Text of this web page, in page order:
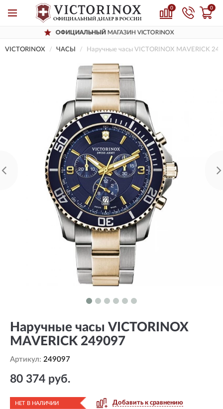
0 0
ОФИЦИАЛЬНЫЙМАГАЗИН VICTORINOX
VICTORINOX ЧАСЫ Наручные часы VICTORINOX MAVERICK
Наручные часы VICTORINOX
MAVERICK 249097
Артикул: 249097
80 374 руб.
НЕТ В НАЛИЧИИ Добавить к сравнению